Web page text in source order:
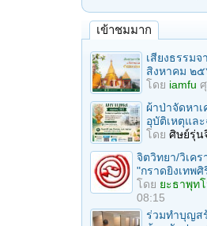
เข้าชมมาก
เสียงธรรม
สิงหาคม ๒
โดย iamfu
ผ้าป่าจัดหา
อุบัติเหตุและ
โดย ศิษย์รุ่น
จิตวิทยา/วิเคร
"กราดยิงเทพ
โดย ยะธาพุท
08:15
ร่วมทําบุญส